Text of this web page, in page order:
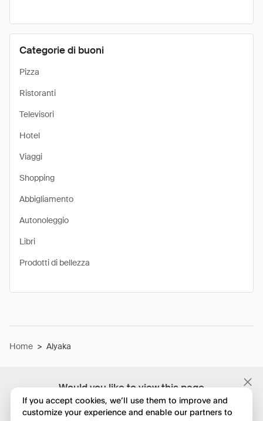
Would you like to view this page
in English?
Categorie di buoni
Pizza
Ristoranti
Televisori
Hotel
Viaggi
Shopping
Abbigliamento
Autonoleggio
Libri
Prodotti di bellezza
Home > Alyaka
If you accept cookies, we’ll use them to improve and
customize your experience and enable our partners to